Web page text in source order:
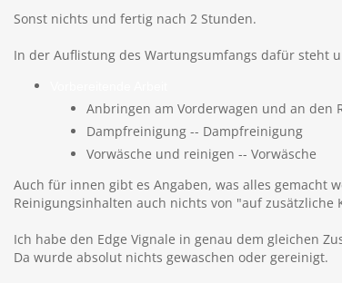
Sonst nichts und fertig nach 2 Stunden.
In der Auflistung des Wartungsumfangs dafür steht
Anbringen am Vorderwagen und an den
Dampfreinigung -- Dampfreinigung
Vorwäsche und reinigen -- Vorwäsche
Auch für innen gibt es Angaben, was alles gemacht
Reinigungsinhalten auch nichts von "auf zusätzliche
Ich habe den Edge Vignale in genau dem gleichen
Da wurde absolut nichts gewaschen oder gereinigt.